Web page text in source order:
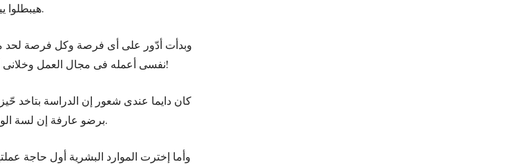
هيبطلوا ييجو المدرسة قلت أركز على الأهم من الشهادة اللي هو الشغل.
وبدأت أدّور على أى فرصة وكل فرصة لحد
نفسى أعمله فى مجال العمل وخلانى أشتغل فى الموارد البشرية. أنا أموت فى كل أنواع البشر والله!
كان دايما عندى شعور إن الدراسة
برضو عارفة إن لسة الواقع حوالينا بيشترط الحصول على شهادة عشان نعرف نشتغل.
وأما إخترت الموارد البشرية أول حاجة